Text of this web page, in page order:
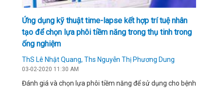
Ứng dụng kỹ thuật time-lapse kết hợp trí tuệ nhân
tạo để chọn lựa phôi tiềm năng trong thụ tinh trong
ống nghiệm
ThS Lê Nhật Quang, Ths Nguyễn Thị Phương Dung
03-02-2020 11:30 AM
Đánh giá và chọn lựa phôi tiềm năng để sử dụng cho bệnh